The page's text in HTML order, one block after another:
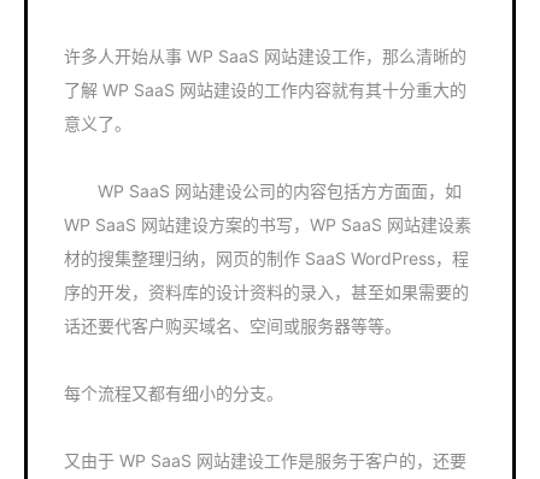
许多人开始从事 WP SaaS 网站建设工作，那么清晰的
了解 WP SaaS 网站建设的工作内容就有其十分重大的
意义了。
WP SaaS 网站建设公司的内容包括方方面面，如
WP SaaS 网站建设方案的书写，WP SaaS 网站建设素
材的搜集整理归纳，网页的制作 SaaS WordPress，程
序的开发，资料库的设计资料的录入，甚至如果需要的
话还要代客户购买域名、空间或服务器等等。
每个流程又都有细小的分支。
又由于 WP SaaS 网站建设工作是服务于客户的，还要